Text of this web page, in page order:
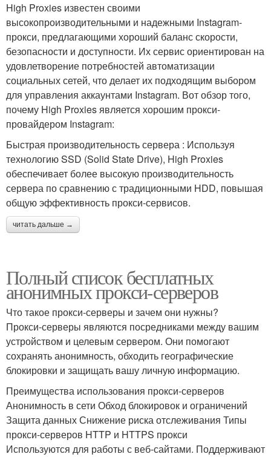
High Proxies известен своими
высокопроизводительными и надежными Instagram-
прокси, предлагающими хороший баланс скорости,
безопасности и доступности. Их сервис ориентирован на
удовлетворение потребностей автоматизации
социальных сетей, что делает их подходящим выбором
для управления аккаунтами Instagram. Вот обзор того,
почему High Proxies является хорошим прокси-
провайдером Instagram:
Быстрая производительность сервера : Используя
технологию SSD (Solid State Drive), High Proxies
обеспечивает более высокую производительность
сервера по сравнению с традиционными HDD, повышая
общую эффективность прокси-сервисов.
читать дальше →
Полный список бесплатных
анонимных прокси-серверов
Что такое прокси-серверы и зачем они нужны?
Прокси-серверы являются посредниками между вашим
устройством и целевым сервером. Они помогают
сохранять анонимность, обходить географические
блокировки и защищать вашу личную информацию.
Преимущества использования прокси-серверов
Анонимность в сети Обход блокировок и ограничений
Защита данных Снижение риска отслеживания Типы
прокси-серверов HTTP и HTTPS прокси
Используются для работы с веб-сайтами. Поддерживают